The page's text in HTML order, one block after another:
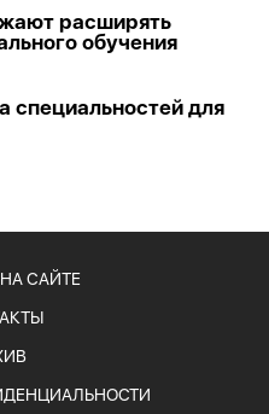
расширять
обучения
специальностей для
САЙТЕ